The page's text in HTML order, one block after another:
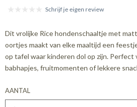
Schrijf je eigen review
Dit vrolijke Rice hondenschaaltje met
oortjes maakt van elke maaltijd een
op tafel waar kinderen dol op zijn. Perfect
babhapjes, fruitmomenten of lekkere
AANTAL